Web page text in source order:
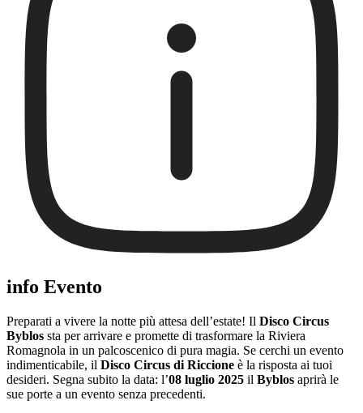
info Evento
Preparati a vivere la notte più attesa dell’estate! Il Disco Circus
Byblos sta per arrivare e promette di trasformare la Riviera
Romagnola in un palcoscenico di pura magia. Se cerchi un evento
indimenticabile, il Disco Circus di Riccione è la risposta ai tuoi
desideri. Segna subito la data: l’08 luglio 2025 il Byblos aprirà le
sue porte a un evento senza precedenti.